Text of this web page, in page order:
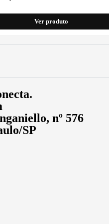
Ver produto
nº 576
SP